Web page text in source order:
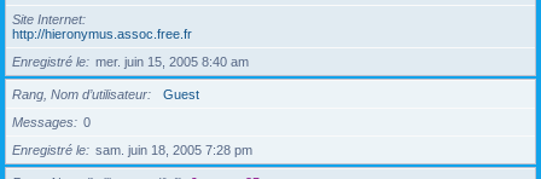
Site Internet
http://hieronymus.assoc.free.fr
Enregistré le
mer. juin 15, 2005 8:40 am
Rang, Nom d’utilisateur
Guest
Messages
0
Enregistré le
sam. juin 18, 2005 7:28 pm